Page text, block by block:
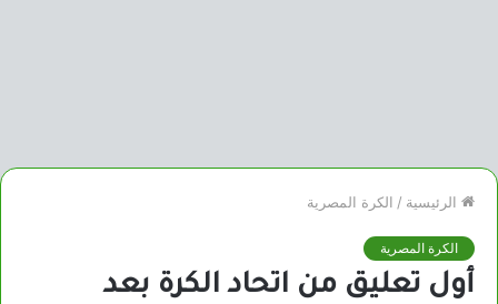
الرئيسية / الكرة المصرية
الكرة المصرية
أول تعليق من اتحاد الكرة بعد